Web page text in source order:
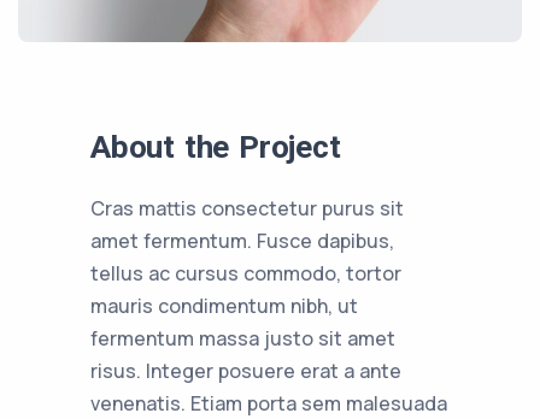
About the Project
Cras mattis consectetur purus sit
amet fermentum. Fusce dapibus,
tellus ac cursus commodo, tortor
mauris condimentum nibh, ut
fermentum massa justo sit amet
risus. Integer posuere erat a ante
venenatis. Etiam porta sem malesuada